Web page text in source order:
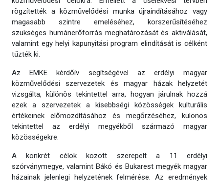
rögzítették a közművelődési munka újraindításához vagy
magasabb szintre emeléséhez, korszerűsítéséhez
szükséges humánerőforrás meghatározását és aktiválását,
valamint egy helyi kapunyitási program elindítását is célként
tűzték ki.
Az EMKE kérdőív segítségével az erdélyi magyar
közművelődési szervezetek és magyar házak helyzetét
vizsgálta, különös tekintettel arra, hogyan járulnak hozzá
ezek a szervezetek a kisebbségi közösségek kulturális
értékeinek előmozdításához és megőrzéséhez, különös
tekintettel az erdélyi megyékből származó magyar
közösségekre.
A konkrét célok között szerepelt a 11 erdélyi
szórványmegye, valamint Bákó és Bukarest megyék magyar
házainak jelenlegi helyzetének felmérése. Az eredmények